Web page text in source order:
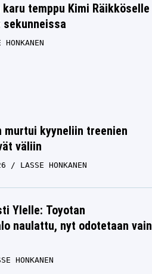
temppu Kimi Räikköselle
HONKANEN
murtui kyyneliin treenien
väliin
LASSE HONKANEN
Ylelle: Toyotan
naulattu, nyt odotetaan vain
HONKANEN